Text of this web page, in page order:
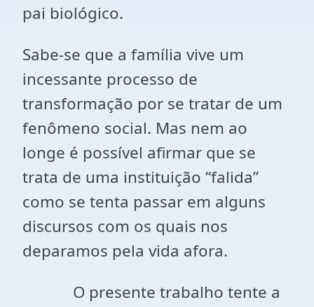
pai biológico.
Sabe-se que a família vive um
incessante processo de
transformação por se tratar de um
fenômeno social. Mas nem ao
longe é possível afirmar que se
trata de uma instituição “falida”
como se tenta passar em alguns
discursos com os quais nos
deparamos pela vida afora.
O presente trabalho tente a